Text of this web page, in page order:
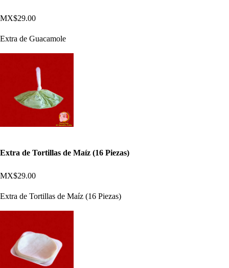
MX$29.00
Extra de Guacamole
Extra de Tortillas de Maíz (16 Piezas)
MX$29.00
Extra de Tortillas de Maíz (16 Piezas)